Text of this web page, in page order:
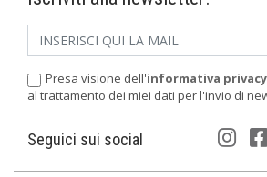
Presa visione dell'informativa privacy
al trattamento dei miei dati per l'invio di
Seguici sui social